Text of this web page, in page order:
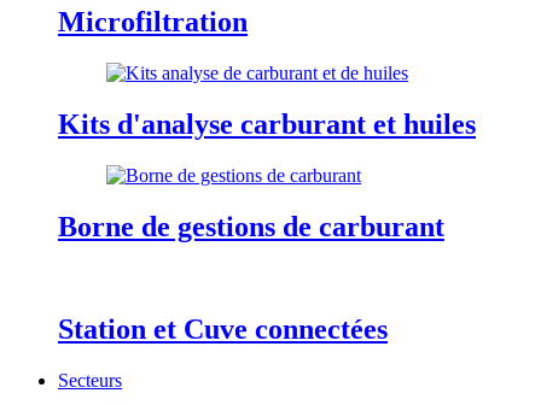
Microfiltration
Kits d'analyse carburant et huiles
Borne de gestions de carburant
Station et Cuve connectées
Secteurs